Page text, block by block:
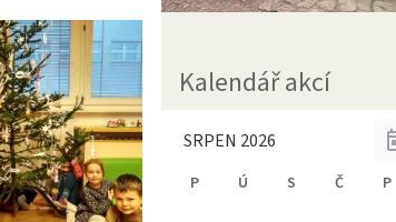
Kalendář akcí
SRPEN 2026
P Ú S Č P